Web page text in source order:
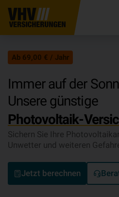
Ab 69,00 € / Jahr
Immer auf der
Unsere günstige
Photovoltaik-
Sichern Sie Ihre
Unwetter und weiteren
Jetzt berechnen